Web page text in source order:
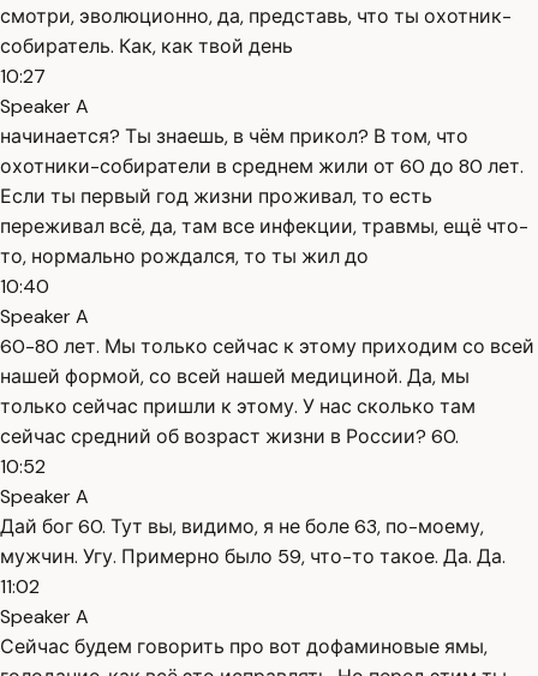
смотри, эволюционно, да, представь, что ты охотник-
собиратель. Как, как твой день
10:27
Speaker A
начинается? Ты знаешь, в чём прикол? В том, что
охотники-собиратели в среднем жили от 60 до 80 лет.
Если ты первый год жизни проживал, то есть
переживал всё, да, там все инфекции, травмы, ещё что-
то, нормально рождался, то ты жил до
10:40
Speaker A
60-80 лет. Мы только сейчас к этому приходим со всей
нашей формой, со всей нашей медициной. Да, мы
только сейчас пришли к этому. У нас сколько там
сейчас средний об возраст жизни в России? 60.
10:52
Speaker A
Дай бог 60. Тут вы, видимо, я не боле 63, по-моему,
мужчин. Угу. Примерно было 59, что-то такое. Да. Да.
11:02
Speaker A
Сейчас будем говорить про вот дофаминовые ямы,